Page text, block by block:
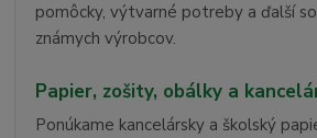
pomôcky, výtvarné potreby a ďalší
známych výrobcov.
Papier, zošity, obálky a
Ponúkame kancelársky a školský